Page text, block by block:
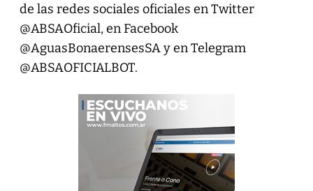
de las redes sociales oficiales en Twitter
@ABSAOficial, en Facebook
@AguasBonaerensesSA y en Telegram
@ABSAOFICIALBOT.